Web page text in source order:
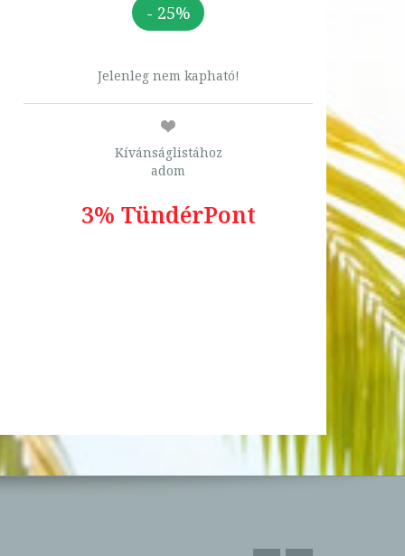
- 25%
Jelenleg nem kapható!
Kívánságlistához
adom
3% TündérPont